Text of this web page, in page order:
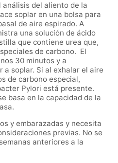
del aliento de la
soplar en una bolsa para
de aire espirado. A
una solución de ácido
que contiene urea que,
de carbono. El
30 minutos y a
a soplar. Si al exhalar el aire
de carbono especial,
Pylori está presente.
basa en la capacidad de la
y embarazadas y necesita
previas. No se
anteriores a la